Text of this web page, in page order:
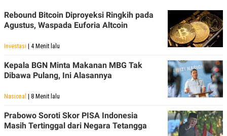
Rebound Bitcoin Diproyeksi Ringkih pada
Agustus, Waspada Euforia Altcoin
Investasi | 4 Menit lalu
Kepala BGN Minta Makanan MBG Tak
Dibawa Pulang, Ini Alasannya
Nasional | 8 Menit lalu
Prabowo Soroti Skor PISA Indonesia
Masih Tertinggal dari Negara Tetangga